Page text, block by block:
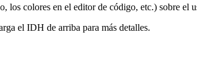
los colores en el editor de código, etc.) sobre el
el IDH de arriba para más detalles.